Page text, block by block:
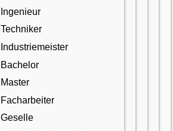
Ingenieur
Techniker
Industriemeister
Bachelor
Master
Facharbeiter
Geselle